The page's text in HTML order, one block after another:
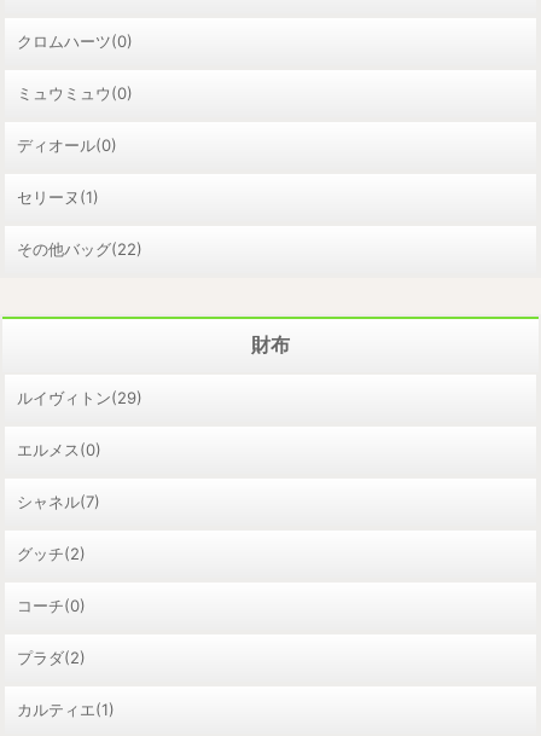
クロムハーツ(0)
ミュウミュウ(0)
ディオール(0)
セリーヌ(1)
その他バッグ(22)
財布
ルイヴィトン(29)
エルメス(0)
シャネル(7)
グッチ(2)
コーチ(0)
プラダ(2)
カルティエ(1)